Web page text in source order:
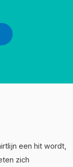
een hit wordt,
zich